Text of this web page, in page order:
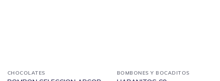
CHOCOLATES BOMBONES Y BOCADITOS